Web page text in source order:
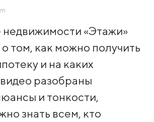
недвижимости «Этажи»
том, как можно получить
и на каких
разобраны
и тонкости,
знать всем, кто